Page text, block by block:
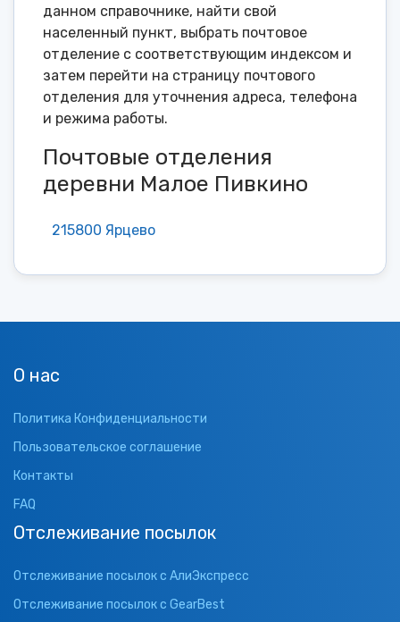
данном справочнике, найти свой
населенный пункт, выбрать почтовое
отделение с соответствующим индексом и
затем перейти на страницу почтового
отделения для уточнения адреса, телефона
и режима работы.
Почтовые отделения
деревни Малое Пивкино
215800 Ярцево
О нас
Политика Конфиденциальности
Пользовательское соглашение
Контакты
FAQ
Отслеживание посылок
Отслеживание посылок с АлиЭкспресс
Отслеживание посылок с GearBest